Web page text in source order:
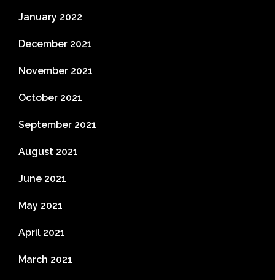
January 2022
December 2021
November 2021
October 2021
September 2021
August 2021
June 2021
May 2021
April 2021
March 2021